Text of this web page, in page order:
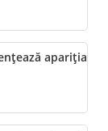
apariția